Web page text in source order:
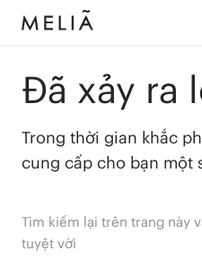
Đã xảy ra
Trong thời gian khắc
cung cấp cho bạn một
Tìm kiếm lại trên trang này
tuyệt vời